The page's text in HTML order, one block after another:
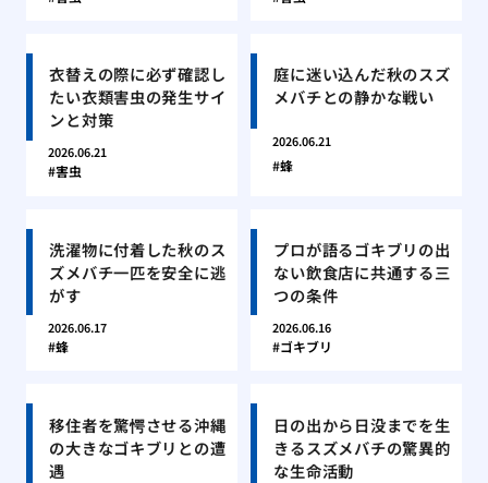
衣替えの際に必ず確認し
たい衣類害虫の発生サイ
ンと対策
2026.06.21
害虫
庭に迷い込んだ秋のスズ
メバチとの静かな戦い
2026.06.21
蜂
洗濯物に付着した秋のス
ズメバチ一匹を安全に逃
がす
2026.06.17
蜂
プロが語るゴキブリの出
ない飲食店に共通する三
つの条件
2026.06.16
ゴキブリ
移住者を驚愕させる沖縄
の大きなゴキブリとの遭
遇
日の出から日没までを生
きるスズメバチの驚異的
な生命活動